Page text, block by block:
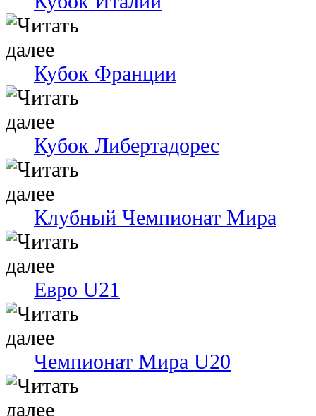
Кубок Франции
Кубок Либертадорес
Клубный Чемпионат Мира
Евро U21
Чемпионат Мира U20